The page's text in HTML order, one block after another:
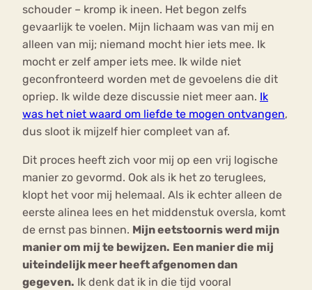
schouder – kromp ik ineen. Het begon zelfs
gevaarlijk te voelen. Mijn lichaam was van mij en
alleen van mij; niemand mocht hier iets mee. Ik
mocht er zelf amper iets mee. Ik wilde niet
geconfronteerd worden met de gevoelens die dit
opriep. Ik wilde deze discussie niet meer aan. Ik
was het niet waard om liefde te mogen ontvangen,
dus sloot ik mijzelf hier compleet van af.
Dit proces heeft zich voor mij op een vrij logische
manier zo gevormd. Ook als ik het zo teruglees,
klopt het voor mij helemaal. Als ik echter alleen de
eerste alinea lees en het middenstuk oversla, komt
de ernst pas binnen. Mijn eetstoornis werd mijn
manier om mij te bewijzen. Een manier die mij
uiteindelijk meer heeft afgenomen dan
gegeven. Ik denk dat ik in die tijd vooral